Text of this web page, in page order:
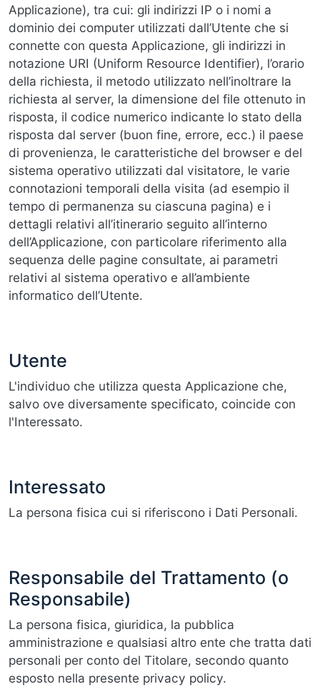
Applicazione), tra cui: gli indirizzi IP o i nomi a
dominio dei computer utilizzati dall’Utente che si
connette con questa Applicazione, gli indirizzi in
notazione URI (Uniform Resource Identifier), l’orario
della richiesta, il metodo utilizzato nell’inoltrare la
richiesta al server, la dimensione del file ottenuto in
risposta, il codice numerico indicante lo stato della
risposta dal server (buon fine, errore, ecc.) il paese
di provenienza, le caratteristiche del browser e del
sistema operativo utilizzati dal visitatore, le varie
connotazioni temporali della visita (ad esempio il
tempo di permanenza su ciascuna pagina) e i
dettagli relativi all’itinerario seguito all’interno
dell’Applicazione, con particolare riferimento alla
sequenza delle pagine consultate, ai parametri
relativi al sistema operativo e all’ambiente
informatico dell’Utente.
Utente
L'individuo che utilizza questa Applicazione che,
salvo ove diversamente specificato, coincide con
l'Interessato.
Interessato
La persona fisica cui si riferiscono i Dati Personali.
Responsabile del Trattamento (o
Responsabile)
La persona fisica, giuridica, la pubblica
amministrazione e qualsiasi altro ente che tratta dati
personali per conto del Titolare, secondo quanto
esposto nella presente privacy policy.